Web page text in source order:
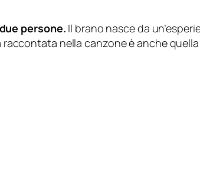
persone. Il brano nasce da
nella canzone è anche